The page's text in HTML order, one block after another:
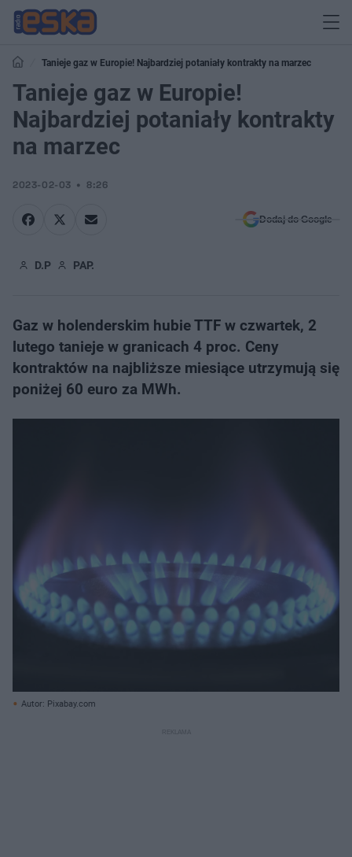
Tanieje gaz w Europie! Najbardziej potaniały kontrakty na marzec
Tanieje gaz w Europie!
Najbardziej potaniały kontrakty
na marzec
2023-02-03 8:26
Dodaj do Google
D.P PAP.
Gaz w holenderskim hubie TTF w czwartek, 2
lutego tanieje w granicach 4 proc. Ceny
kontraktów na najbliższe miesiące utrzymują się
poniżej 60 euro za MWh.
Autor: Pixabay.com